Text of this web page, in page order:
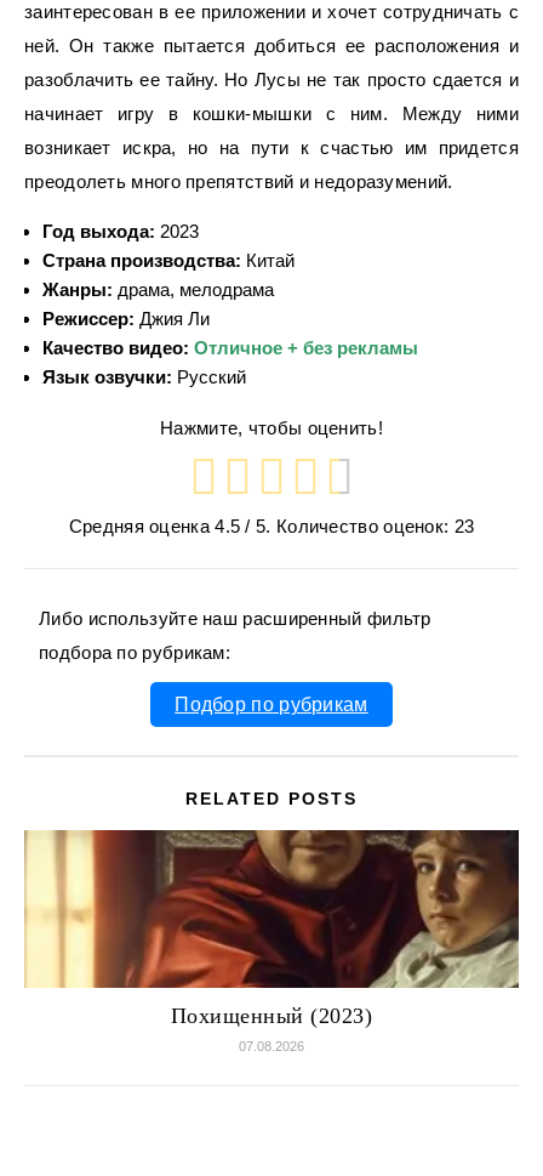
заинтересован в ее приложении и хочет сотрудничать с
ней. Он также пытается добиться ее расположения и
разоблачить ее тайну. Но Лусы не так просто сдается и
начинает игру в кошки-мышки с ним. Между ними
возникает искра, но на пути к счастью им придется
преодолеть много препятствий и недоразумений.
Год выхода: 2023
Страна производства: Китай
Жанры: драма, мелодрама
Режиссер: Джия Ли
Качество видео: Отличное + без рекламы
Язык озвучки: Русский
Нажмите, чтобы оценить!
Средняя оценка4.5 / 5. Количество оценок: 23
Либо используйте наш расширенный фильтр
подбора по рубрикам:
Подбор по рубрикам
RELATED POSTS
Похищенный (2023)
07.08.2026